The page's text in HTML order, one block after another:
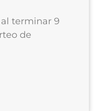
terminar 9
de